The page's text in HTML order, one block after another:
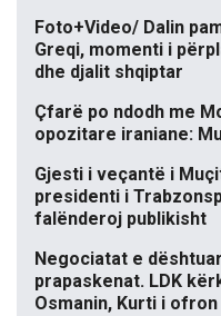
Foto+Video/ Dalin
Greqi, momenti i
dhe djalit shqiptar
Çfarë po ndodh me
opozitare iraniane:
Gjesti i veçantë i
presidenti i
falënderoj publikisht
Negociatat e
prapaskenat. LDK
Osmanin, Kurti i